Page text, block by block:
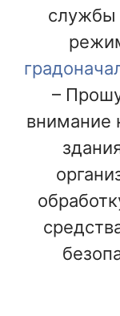
службы
–
внимание